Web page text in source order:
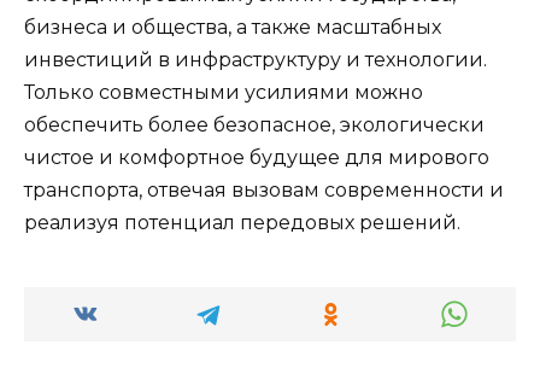
бизнеса и общества, а также масштабных
инвестиций в инфраструктуру и технологии.
Только совместными усилиями можно
обеспечить более безопасное, экологически
чистое и комфортное будущее для мирового
транспорта, отвечая вызовам современности и
реализуя потенциал передовых решений.